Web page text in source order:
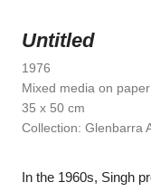
Untitled
1976
Mixed media on paper
35 x 50 cm
Collection: Glenbarra
In the 1960s, Singh